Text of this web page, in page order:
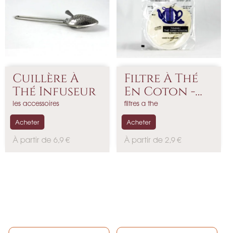
Cuillère À
Thé Infuseur
les accessoires
P
À partir de 6,9 €
Acheter
Filtre À Thé
En Coton -
Grand
filtres a the
P
À partir de 2,9 €
Acheter